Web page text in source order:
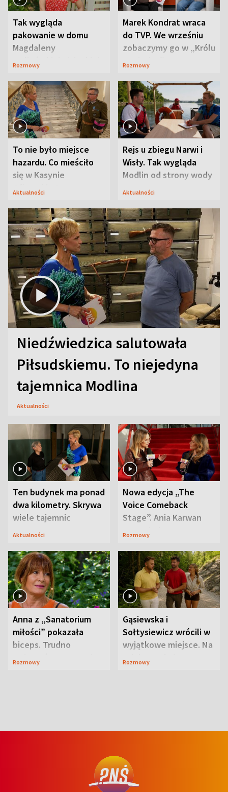
Tak wygląda
pakowanie w domu
Magdaleny
Waligórskiej-Lisieckiej.
Rozmowy
Marek Kondrat wraca
do TVP. We wrześniu
zobaczymy go w „Królu
Maciusiu I”
Rozmowy
To nie było miejsce
hazardu. Co mieściło
się w Kasynie
Oficerskim?
Aktualności
Rejs u zbiegu Narwi i
Wisły. Tak wygląda
Modlin od strony wody
Aktualności
Niedźwiedzica salutowała
Piłsudskiemu. To niejedyna
tajemnica Modlina
Aktualności
Ten budynek ma ponad
dwa kilometry. Skrywa
wiele tajemnic
Aktualności
Nowa edycja „The
Voice Comeback
Stage”. Ania Karwan
zapowiada
Rozmowy
Anna z „Sanatorium
miłości” pokazała
biceps. Trudno
uwierzyć, co przeszła
Rozmowy
Gąsiewska i
Sołtysiewicz wrócili w
wyjątkowe miejsce. Na
szlaku czekał
Rozmowy